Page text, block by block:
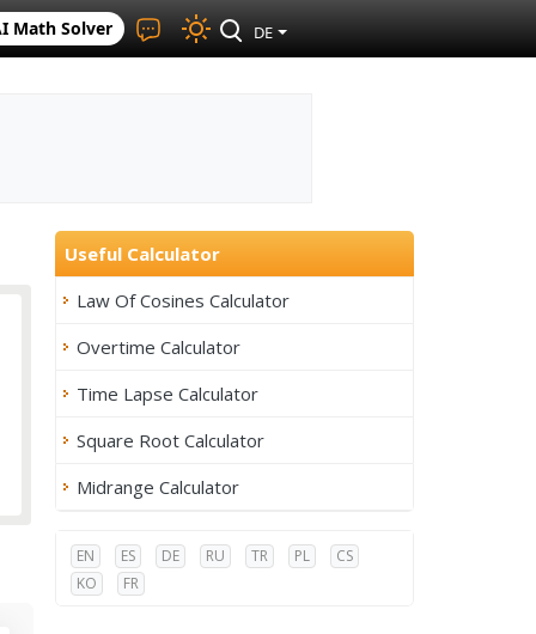
Math Solver DE
Useful Calculator
Law Of Cosines Calculator
Overtime Calculator
Time Lapse Calculator
Square Root Calculator
Midrange Calculator
EN ES DE RU TR PL
CS
KO
FR